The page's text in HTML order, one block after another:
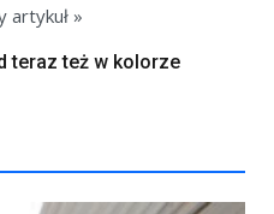
artykuł »
teraz też w kolorze